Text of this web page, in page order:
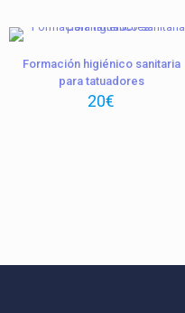
Formación higiénico sanitaria
para tatuadores
20€